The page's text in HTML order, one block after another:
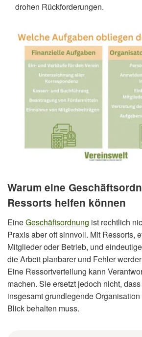
drohen Rückforderungen.
Warum eine
Ressorts helfen können
EineGeschäftsordnung ist rechtlich
Praxis aber oft sinnvoll. Mit Ressorts,
Mitglieder oder Betrieb, und
die Arbeit planbarer und Fehler
Eine Ressortverteilung kann
machen. Sie ersetzt jedoch nicht,
insgesamt grundlegende
Blick behalten muss.